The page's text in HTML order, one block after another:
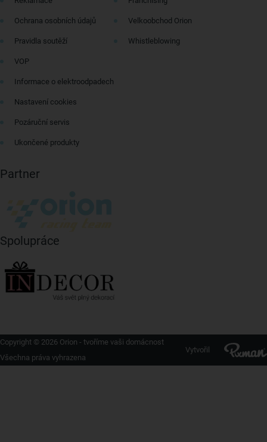
Ochrana osobních údajů
Pravidla soutěží
VOP
Informace o elektroodpadech
Nastavení cookies
Pozáruční servis
Ukončené produkty
Velkoobchod Orion
Whistleblowing
Partner
Spolupráce
Copyright © 2026 Orion - tvoříme vaši domácnost
Všechna práva vyhrazena
Vytvořil